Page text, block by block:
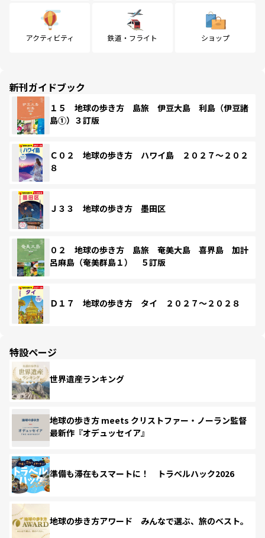
アクティビティ 鉄道・フライト ショップ
新刊ガイドブック
１５ 地球の歩き方 島旅 伊豆大島 利島（伊豆諸
島①）３訂版
Ｃ０２ 地球の歩き方 ハワイ島 ２０２７～２０２
８
Ｊ３３ 地球の歩き方 墨田区
０２ 地球の歩き方 島旅 奄美大島 喜界島 加計
呂麻島（奄美群島１） ５訂版
Ｄ１７ 地球の歩き方 タイ ２０２７～２０２８
特設ページ
世界遺産ランキング
地球の歩き方 meets クリストファー・ノーラン監督
最新作『オデュッセイア』
準備も滞在もスマートに！ トラベルハック2026
地球の歩き方アワード みんなで選ぶ、旅のベスト。